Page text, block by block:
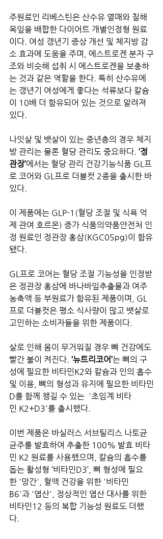
주원료인 리베스틴은 산수유 열매와 칠해
목잎을 배합한 다이어트 개별인정형 원료
이다. 여성 갱년기 증상 개선 및 체지방 감
소 효과에 도움을 주며, 에스트로겐 분자 구
조와 비슷해 섭취 시 에스트로겐을 보충하
는 것과 같은 역할을 한다. 특히 산수유에
는 갱년기 여성에게 좋다는 석류보다 칼슘
이 10배 더 함유되어 있는 것으로 알려져
있다.
나잇살 및 뱃살이 있는 중년층의 경우 체지
방 관리는 물론 혈당 관리도 중요하다. ‘정
관장’에서는 혈당 관리 건강기능식품 GL프
로 코어와 GL프로 더블컷 2종을 출시한 바
있다.
이 제품에는 GLP-1(혈당 조절 및 식욕 억
제 관여 호르몬) 증가 식품의약품안전처 인
정 원료인 정관장 홍삼(KGC05pg)이 함유
됐다.
GL프로 코어는 혈당 조절 기능성을 인정받
은 정관장 홍삼에 바나바잎추출물과 여주
농축액 등 부원료가 함유된 제품이며, GL
프로 더블컷은 평소 식사량이 많고 뱃살로
고민하는 소비자들을 위한 제품이다.
살로 인해 몸이 무거워질 경우 뼈 건강에도
빨간 불이 켜진다. ‘뉴트리코어’는 뼈의 구
성에 필요한 비타민K2와 칼슘과 인의 흡수
및 이용, 뼈의 형성과 유지에 필요한 비타민
D를 함께 챙길 수 있는  '초임계 비타
민 K2+D3'를 출시했다.
이번 제품은 바실러스 서브틸리스 나토균
균주를 발효하여 추출한 100% 발효 비타
민 K2 원료를 사용했으며, 칼슘의 흡수를
돕는 활성형 ‘비타민D3’, 뼈 형성에 필요
한 '망간', 혈액 건강을 위한 '비타민
B6'과 '엽산', 정상적인 엽산 대사를 위한
비타민12 등의 복합 기능성 원료도 더했
다.